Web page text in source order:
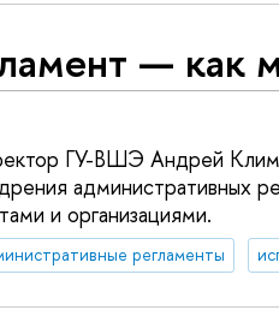
— как
ГУ-ВШЭ Андрей
административных
и организациями.
регламенты